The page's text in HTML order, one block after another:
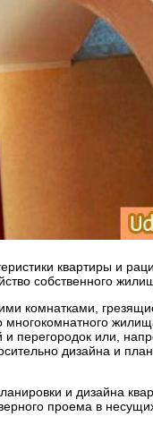
квартиры и
собственного
комнатками,
перегородок или,
дизайна и
и дизайна
проема в